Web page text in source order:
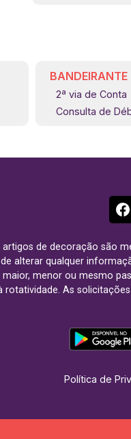
BANDEIRANTE
2ª via de Conta
Consulta de
de decoração são
alterar qualquer
menor ou mesmo
rotatividade. As
Política de